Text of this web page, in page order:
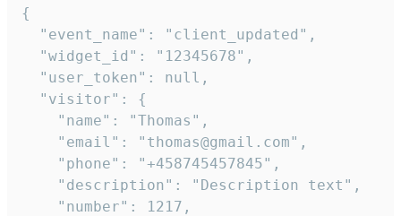
{
  "event_name": "client_updated",
  "widget_id": "12345678",
  "user_token": null,
  "visitor": {
    "name": "Thomas",
    "email": "thomas@gmail.com",
    "phone": "+458745457845",
    "description": "Description text",
    "number": 1217,